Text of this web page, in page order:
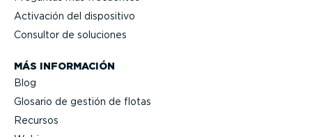
Activación del dispositivo
Consultor de soluciones
MÁS INFORMACIÓN
Blog
Glosario de gestión de flotas
Recursos